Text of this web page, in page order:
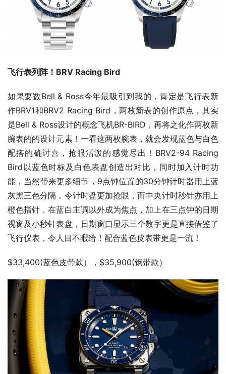
飞行表列阵！BRV Racing Bird
如果要数Bell & Ross今年最吸引到我的，肯定是飞行表新
作BRV1和BRV2 Racing Bird，两枚新表的创作原点，其实
是Bell & Ross设计的概念飞机BR-BIRD，再将之化作两枚新
腕表的的设计元素！一看这两枚腕表，就会发现蓝色与白色
配搭的确讨喜，抢眼活泼的感觉尽出！BRV2-94 Racing
Bird以蓝色时标及白色表盘创造出对比，同时加入计时功
能，当然带来更多细节，9点钟位置的30分钟计时器用上蓝
灰黑三色分隔，令计时盘更加抢眼，而中央计时秒针亦用上
橙色指针，在蓝白主调以外成为焦点，加上在三点钟的日期
视窗及小秒针表盘，日期窗口显示三个数字更是直接借鉴了
飞行仪表，令人目不暇给！配合蓝色皮表带更是一流！
$33,400(蓝色皮带款），$35,900(钢带款）